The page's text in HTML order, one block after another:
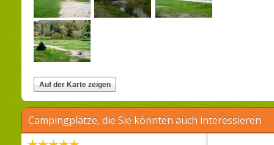
Campingplätze, die Sie könnten auch interessieren